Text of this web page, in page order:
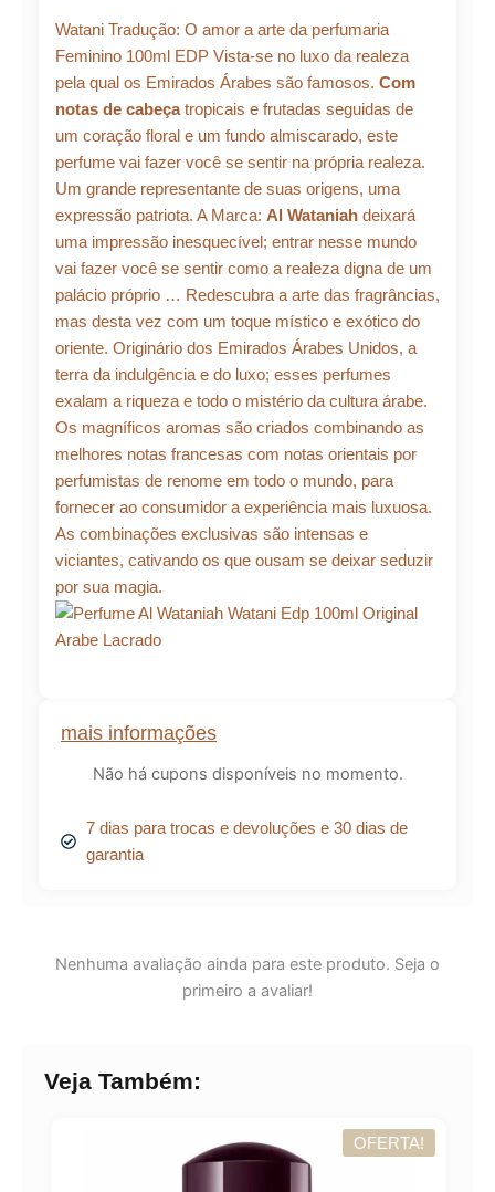
mais informações
Não há cupons disponíveis no momento.
7 dias para trocas e devoluções e 30 dias de
garantia
era:
R$ 288,09.
é:
R$
ML
quantidade
Watani Tradução: O amor a arte da perfumaria
Feminino 100ml EDP Vista-se no luxo da realeza
pela qual os Emirados Árabes são famosos. Com
notas de cabeçatropicais e frutadas seguidas de
um coração floral e um fundo almiscarado, este
perfume vai fazer você se sentir na própria realeza.
Um grande representante de suas origens, uma
expressão patriota. A Marca: Al Wataniah deixará
uma impressão inesquecível; entrar nesse mundo
vai fazer você se sentir como a realeza digna de um
palácio próprio … Redescubra a arte das fragrâncias,
mas desta vez com um toque místico e exótico do
oriente. Originário dos Emirados Árabes Unidos, a
terra da indulgência e do luxo; esses perfumes
exalam a riqueza e todo o mistério da cultura árabe.
Os magníficos aromas são criados combinando as
melhores notas francesas com notas orientais por
perfumistas de renome em todo o mundo, para
fornecer ao consumidor a experiência mais luxuosa.
As combinações exclusivas são intensas e
viciantes, cativando os que ousam se deixar seduzir
por sua magia.
Nenhuma avaliação ainda para este produto. Seja o
primeiro a avaliar!
Veja Também:
OFERTA!